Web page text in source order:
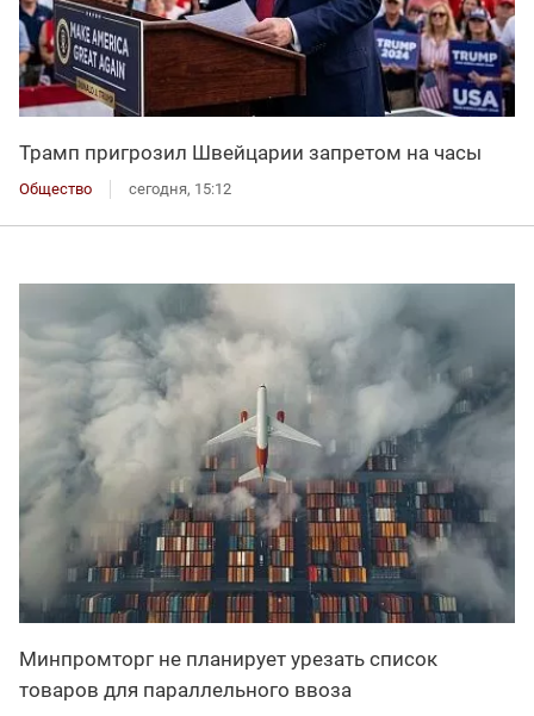
Трамп пригрозил Швейцарии запретом на часы
Общество сегодня, 15:12
Минпромторг не планирует урезать список
товаров для параллельного ввоза